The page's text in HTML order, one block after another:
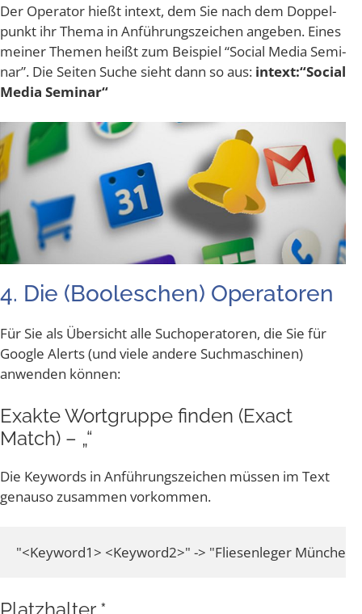
Der Ope­ra­tor hießt intext, dem Sie nach dem Dop­pel­
punkt ihr The­ma in Anfüh­rungs­zei­chen ange­ben. Eines
mei­ner The­men heißt zum Bei­spiel “Social Media Semi­
nar”. Die Sei­ten Suche sieht dann so aus: intext:“Social
Media Seminar“
4. Die (Boole­schen) Operatoren
Für Sie als Über­sicht alle Such­ope­ra­to­ren, die Sie für
Goog­le Alerts (und vie­le ande­re Such­ma­schi­nen)
anwen­den können:
Exak­te Wort­grup­pe fin­den (Exact
Match) – „“
Die Key­words in Anfüh­rungs­zei­chen müs­sen im Text
genau­so zusam­men vorkommen.
"<Keyword1> <Keyword2>" -> "Fliesenleger München"